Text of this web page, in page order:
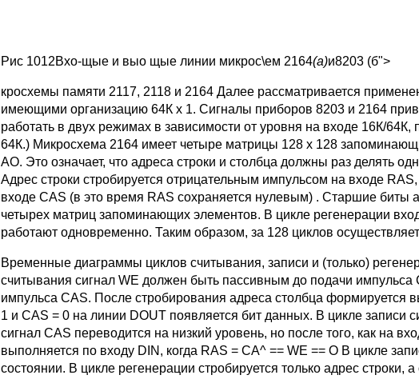
Рис 1012Вхо-щые и выо щые линии микрос\ем 2164(а)и8203 (б">
кросхемы памяти 2117, 2118 и 2164 Далее рассматривается
имеющими организацию 64К х 1. Сиг­налы приборов 8203 и 2164
работать в двух режимах в зависимости от уровня на входе 16К/
64К.) Микросхема 2164 имеет четыре матрицы 128 х 128
АО. Это означает, что адреса строки и столбца должны раз делять
Адрес строки стробируется отрицательным импульсом на входе
входе CAS (в это время RAS сохраняется ну­левым) . Старшие биты
четырех матриц запоминающих элементов. В цикле регенерации
работают одновременно. Таким образом, за 128 циклов
Временные диаграммы циклов считывания, записи и (только)
считывания сигнал WE должен быть пассивным до подачи импульса
импульса CAS. После стробирования адреса столбца формируется
1 и CAS = 0 на линии DOUT появляется бит данных. В цикле записи
сигнал CAS переводится на низкий уровень, но после того, как на
выполняется по входу DIN, когда RAS = СА^ == WE == О В цикле
состоянии. В цикле регенерации стробируется только адрес